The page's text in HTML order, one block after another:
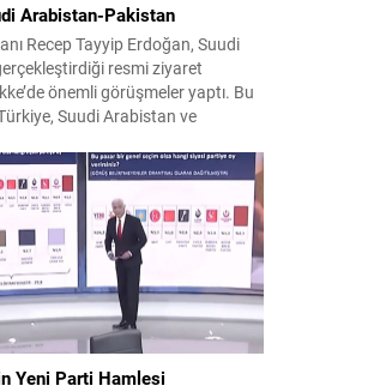
Arabistan-Pakistan
Recep Tayyip Erdoğan, Suudi
resmi ziyaret
önemli görüşmeler yaptı. Bu
Suudi Arabistan ve
oluşturuldu. Ziyaretin en somut
imza attığı Mekke Ortak
oldu. Anlaşma; ortak
bölgesel barış, istikrar...
Yeni Parti Hamlesi